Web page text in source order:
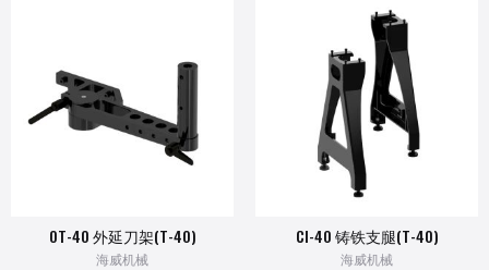
OT-40 外延刀架(T-40)
海威机械
CI-40 铸铁支腿(T-40)
海威机械